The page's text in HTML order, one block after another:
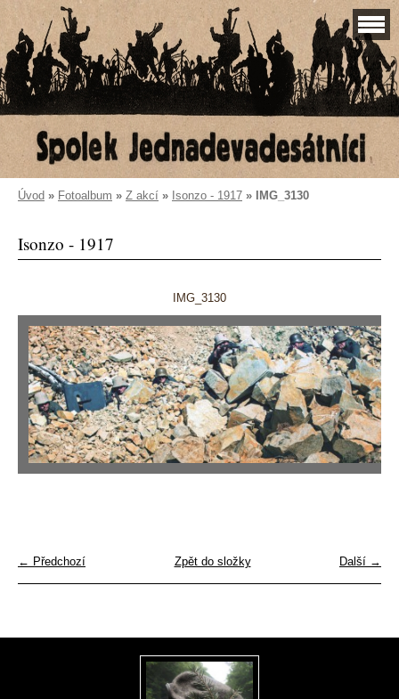
Úvod » Fotoalbum » Z akcí » Isonzo - 1917 » IMG_3130
Isonzo - 1917
IMG_3130
← Předchozí Další →
Zpět do složky